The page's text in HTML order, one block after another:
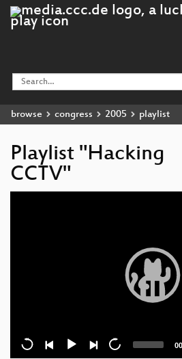
browse congress 2005 playlist
Playlist "Hacking
CCTV"